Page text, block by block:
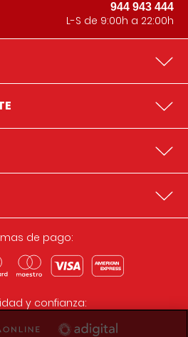
944 943 444
L-S de 9:00h a 22:00h
de pago:
y confianza: